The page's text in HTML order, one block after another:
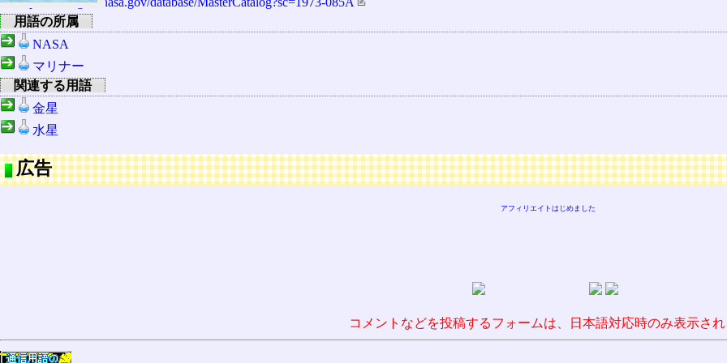
用語の所属
NASA
マリナー
関連する用語
金星
水星
広告
アフィリエイトはじめました
コメントなどを投稿するフォームは、日本語対応時のみ表示さ